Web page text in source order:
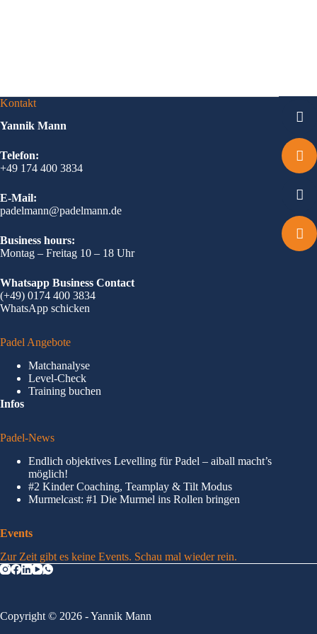
Kontakt
Yannik Mann
Telefon:
+49 174 400 3834
E-Mail:
padelmann@padelmann.de
Business hours:
Montag – Freitag 10 – 18 Uhr
Whatsapp Business Contact
(+49) 0174 400 3834
WhatsApp schicken
Padel Angebote
Matchanalyse
Level-Check
Training buchen
Infos
Padel-News
Endlich objektives Levelling für Padel – aiball macht’s
möglich!
#2 Kinder Coaching, Teamplay & Tilt Modus
Murmelcast: #1 Die Murmel ins Rollen bringen
Events
Zur Zeit gibt es keine Events. Schau mal wieder rein.
Copyright © 2026 - Yannik Mann